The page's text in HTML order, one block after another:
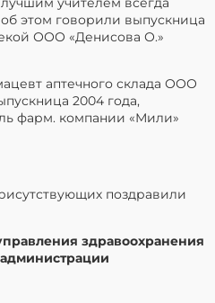
этом говорили выпускница
ООО «Денисова О.»
аптечного склада ООО
2004 года,
фарм. компании «Мили»
поздравили
здравоохранения